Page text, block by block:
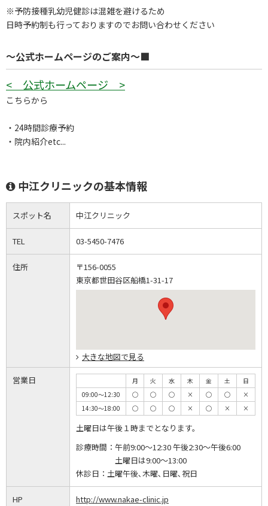
※予防接種乳幼児健診は混雑を避けるため
日時予約制も行っておりますのでお問い合わせください
～公式ホームページのご案内～■
< 公式ホームページ >
こちらから
・24時間診療予約
・院内紹介etc...
中江クリニックの基本情報
スポット名 中江クリニック
TEL 03-5450-7476
住所
〒156-0055
東京都世田谷区船橋1-31-17
大きな地図で見る
営業日 月 火 水 木 金 土
日
09:00～12:30
◯ ◯ ◯ × ◯ ◯
×
14:30～18:00
◯ ◯ ◯ × ◯ × ×
土曜日は午後１時までとなります。
診療時間： 午前9:00～12:30 午後2:30～午後6:00
土曜日は9:00～13:00
休診日： 土曜午後､木曜､日曜､祝日
HP http://www.nakae-clinic.jp